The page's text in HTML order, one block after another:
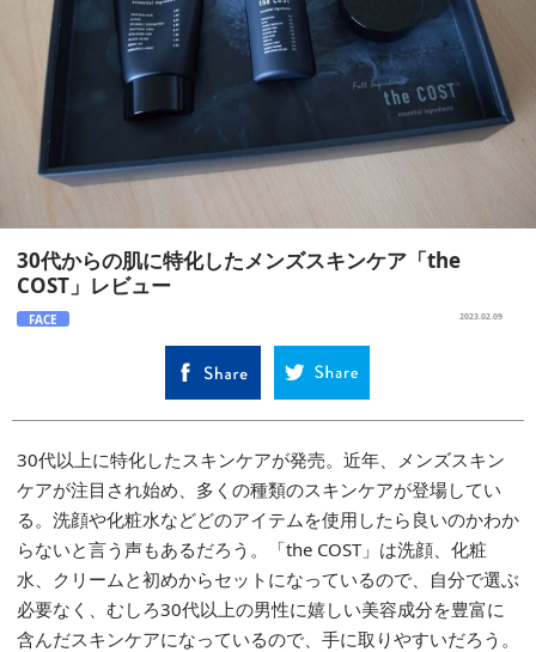
30代からの肌に特化したメンズスキンケア「the
COST」レビュー
FACE 2023.02.09
30代以上に特化したスキンケアが発売。近年、メンズスキン
ケアが注目され始め、多くの種類のスキンケアが登場してい
る。洗顔や化粧水などどのアイテムを使用したら良いのかわか
らないと言う声もあるだろう。「the COST」は洗顔、化粧
水、クリームと初めからセットになっているので、自分で選ぶ
必要なく、むしろ30代以上の男性に嬉しい美容成分を豊富に
含んだスキンケアになっているので、手に取りやすいだろう。